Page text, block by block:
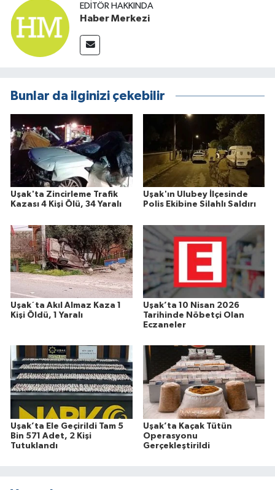
EDITÖR HAKKINDA
Haber Merkezi
Bunlar da ilginizi çekebilir
Uşak'ta Zincirleme Trafik
Kazası 4 Kişi Ölü, 34 Yaralı
Uşak'ın Ulubey İlçesinde
Polis Ekibine Silahlı Saldırı
Uşak´ta Akıl Almaz Kaza 1
Kişi Öldü, 1 Yaralı
Uşak’ta 10 Nisan 2026
Tarihinde Nöbetçi Olan
Eczaneler
Uşak’ta Ele Geçirildi Tam 5
Bin 571 Adet, 2 Kişi
Tutuklandı
Uşak’ta Kaçak Tütün
Operasyonu
Gerçekleştirildi